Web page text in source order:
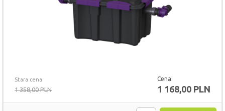
Stara cena
1 358,00 PLN
Cena:
1 168,00 PLN